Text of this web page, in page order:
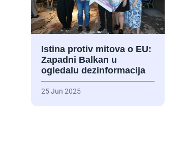
Istina protiv mitova o EU:
Zapadni Balkan u
ogledalu dezinformacija
25 Jun 2025